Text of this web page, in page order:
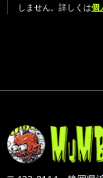
しません。詳しくは個